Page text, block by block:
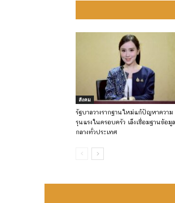
สังคม
รัฐบาลวางรากฐานใหม่แก้ปัญหาความ
รุนแรงในครอบครัว เล็งเชื่อมฐานข้อมูล
กลางทั่วประเทศ